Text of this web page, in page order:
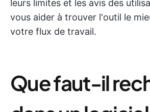
leurs limites et les avis des
vous aider à trouver l'outil le
votre flux de travail.
Que faut-il